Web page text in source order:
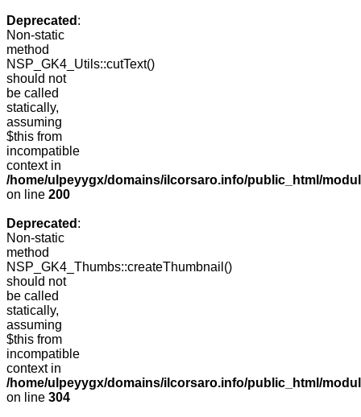
Deprecated :
Non-static
method
NSP_GK4_Utils::cutText()
should not
be called
statically,
assuming
$this from
incompatible
context in
/home/ulpeyygx/domains/ilcorsaro.info/public_html/
on line 200
Deprecated :
Non-static
method
NSP_GK4_Thumbs::createThumbnail()
should not
be called
statically,
assuming
$this from
incompatible
context in
/home/ulpeyygx/domains/ilcorsaro.info/public_html/
on line 304